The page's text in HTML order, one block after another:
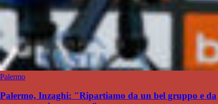
Palermo
Palermo, Inzaghi: "Ripartiamo da un bel gruppo e da